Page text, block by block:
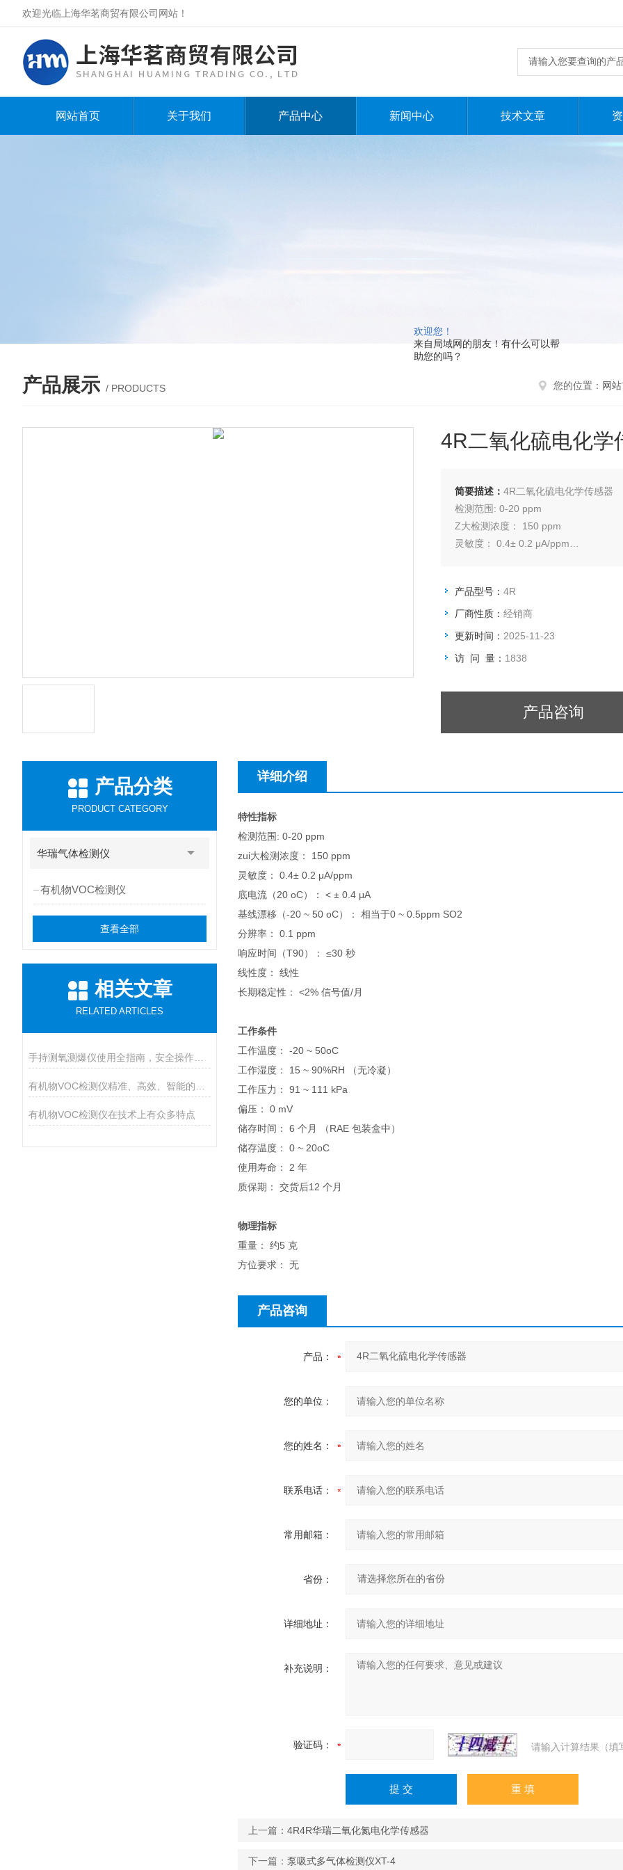
欢迎您！
来自局域网的朋友！有什么可以帮
助您的吗？
欢迎光临上海华茗商贸有限公司网站！
网站首页 关于我们 产品中心 新闻中心 技术文章
产品展示 / PRODUCTS 您的位置： 网
4R二氧化硫电化学
简要描述： 4R二氧化硫电化学传感器
检测范围: 0-20 ppm
Z大检测浓度： 150 ppm
灵敏度： 0.4± 0.2 μA/ppm
产品型号： 4R
厂商性质： 经销商
更新时间： 2025-11-23
访 问 量： 1838
产品咨询
产品分类
PRODUCT CATEGORY
华瑞气体检测仪
有机物VOC检测仪
查看全部
相关文章
RELATED ARTICLES
有机物VOC检测仪在技术上有众多特点
详细介绍
特性指标
检测范围: 0-20 ppm
zui大检测浓度： 150 ppm
灵敏度： 0.4± 0.2 μA/ppm
底电流（20 oC）： < ± 0.4 μA
基线漂移（-20 ~ 50 oC）： 相当于0 ~ 0.5ppm SO2
分辨率： 0.1 ppm
响应时间（T90）： ≤30 秒
线性度： 线性
长期稳定性： <2% 信号值/月
工作条件
工作温度： -20 ~ 50oC
工作湿度： 15 ~ 90%RH （无冷凝）
工作压力： 91 ~ 111 kPa
偏压： 0 mV
储存时间： 6 个月 （RAE 包装盒中）
储存温度： 0 ~ 20oC
使用寿命： 2 年
质保期： 交货后12 个月
物理指标
重量： 约5 克
方位要求： 无
产品咨询
产品：
您的单位：
您的姓名：
联系电话：
常用邮箱：
省份：
详细地址：
补充说明：
验证码： 请输入计算结果（填
上一篇： 4R4R华瑞二氧化氮电化学传感器
下一篇： 泵吸式多气体检测仪XT-4